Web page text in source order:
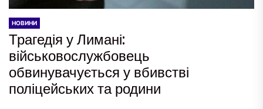
НОВИНИ
Трагедія у Лимані:
військовослужбовець
обвинувачується у вбивстві
поліцейських та родини